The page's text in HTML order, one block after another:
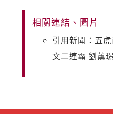
相關連結、圖片
引用新聞：五
文二連霸 劉薰